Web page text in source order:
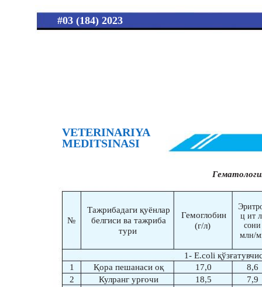
#03 (184) 2023
VETERINARIYA
MEDITSINASI
№
Тажрибадаги қуёнлар
белгиси ва тажриба
тури
Гемоглобин
(г/л)
ц ит
сони
млн/
1- Е.coli
1
Қора пешанаси оқ 17,0
8,6
2
Кулранг урғочи 18,5
7,9